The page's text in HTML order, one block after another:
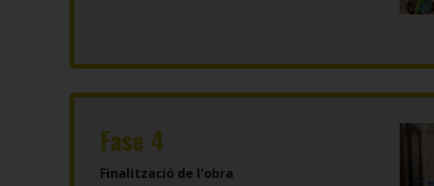
Fase 4
Finalització de l'obra